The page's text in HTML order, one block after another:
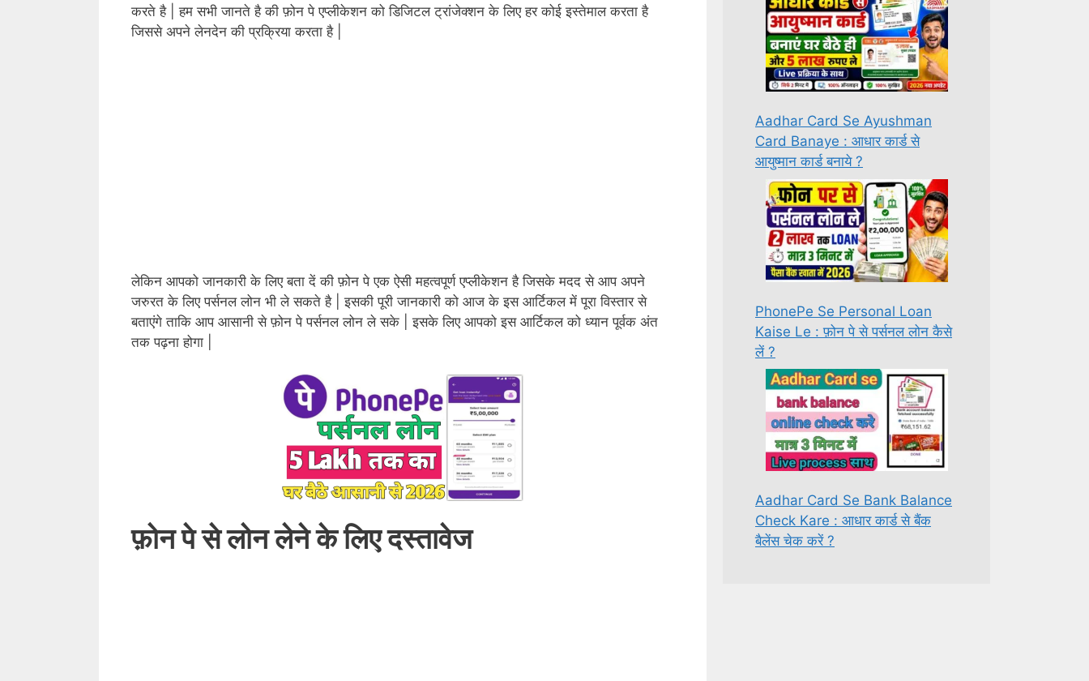
करते है | हम सभी जानते है की फ़ोन पे एप्लीकेशन को डिजिटल ट्रांजेक्शन के लिए हर कोई इस्तेमाल करता है
जिससे अपने लेनदेन की प्रक्रिया करता है |
लेकिन आपको जानकारी के लिए बता दें की फ़ोन पे एक ऐसी महत्वपूर्ण एप्लीकेशन है जिसके मदद से आप अपने
जरुरत के लिए पर्सनल लोन भी ले सकते है | इसकी पूरी जानकारी को आज के इस आर्टिकल में पूरा विस्तार से
बताएंगे ताकि आप आसानी से फ़ोन पे पर्सनल लोन ले सके | इसके लिए आपको इस आर्टिकल को ध्यान पूर्वक अंत
तक पढ़ना होगा |
फ़ोन पे से लोन लेने के लिए दस्तावेज
Aadhar Card Se Ayushman
Card Banaye : आधार कार्ड से
आयुष्मान कार्ड बनाये ?
PhonePe Se Personal Loan
Kaise Le : फ़ोन पे से पर्सनल लोन कैसे
लें ?
Aadhar Card Se Bank Balance
Check Kare : आधार कार्ड से बैंक
बैलेंस चेक करें ?